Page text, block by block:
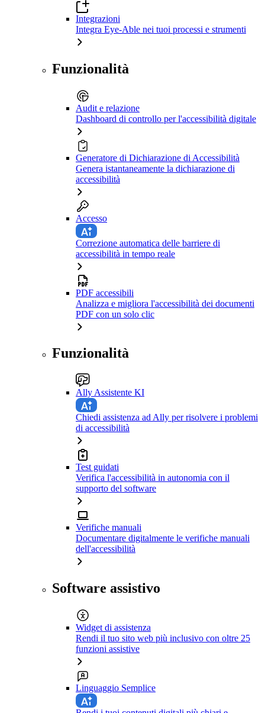
Integrazioni
Integra Eye-Able nei tuoi processi e strumenti
Funzionalità
Audit e relazione
Dashboard di controllo per l'accessibilità digitale
Generatore di Dichiarazione di Accessibilità
Genera istantaneamente la dichiarazione di
accessibilità
Accesso
Correzione automatica delle barriere di
accessibilità in tempo reale
PDF accessibili
Analizza e migliora l'accessibilità dei documenti
PDF con un solo clic
Funzionalità
Ally Assistente KI
Chiedi assistenza ad Ally per risolvere i problemi
di accessibilità
Test guidati
Verifica l'accessibilità in autonomia con il
supporto del software
Verifiche manuali
Documentare digitalmente le verifiche manuali
dell'accessibilità
Software assistivo
Widget di assistenza
Rendi il tuo sito web più inclusivo con oltre 25
funzioni assistive
Linguaggio Semplice